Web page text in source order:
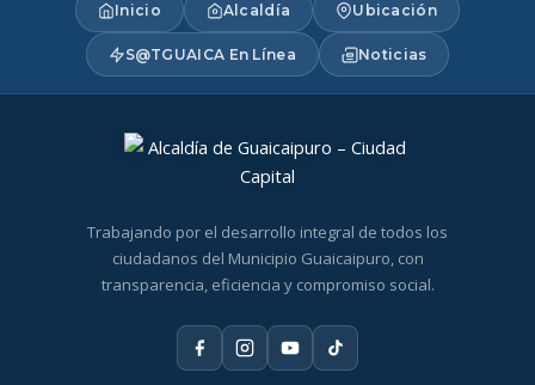
Inicio Alcaldía Ubicación
S@TGUAICA En Línea Noticias
Trabajando por el desarrollo integral de todos los
ciudadanos del Municipio Guaicaipuro, con
transparencia, eficiencia y compromiso social.